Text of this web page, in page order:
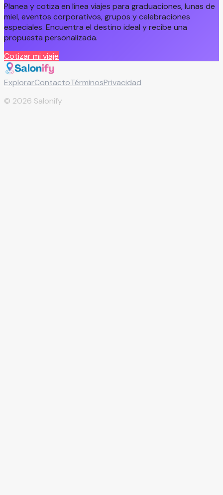
Planea y cotiza en línea viajes para graduaciones, lunas de
miel, eventos corporativos, grupos y celebraciones
especiales. Encuentra el destino ideal y recibe una
propuesta personalizada.
Cotizar mi viaje
ExplorarContactoTérminosPrivacidad
© 2026 Salonify